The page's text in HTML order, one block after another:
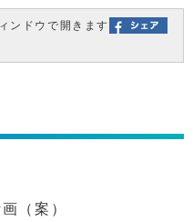
ンドウで開きます
（案）